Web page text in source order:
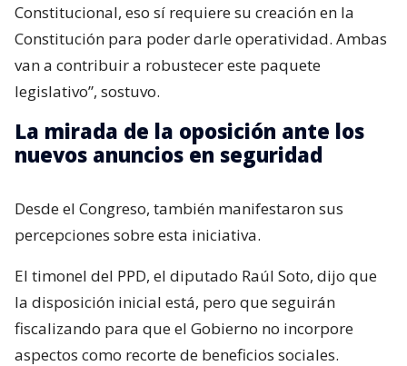
Constitucional, eso sí requiere su creación en la
Constitución para poder darle operatividad. Ambas
van a contribuir a robustecer este paquete
legislativo”, sostuvo.
La mirada de la oposición ante los
nuevos anuncios en seguridad
Desde el Congreso, también manifestaron sus
percepciones sobre esta iniciativa.
El timonel del PPD, el diputado Raúl Soto, dijo que
la disposición inicial está, pero que seguirán
fiscalizando para que el Gobierno no incorpore
aspectos como recorte de beneficios sociales.